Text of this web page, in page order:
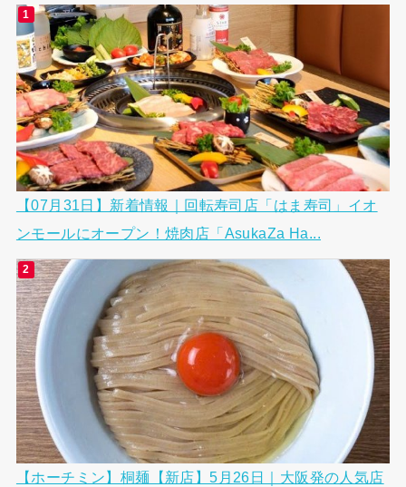
【07月31日】新着情報｜回転寿司店「はま寿司」イオ
ンモールにオープン！焼肉店「AsukaZa Ha...
【ホーチミン】桐麺【新店】5月26日｜大阪発の人気店